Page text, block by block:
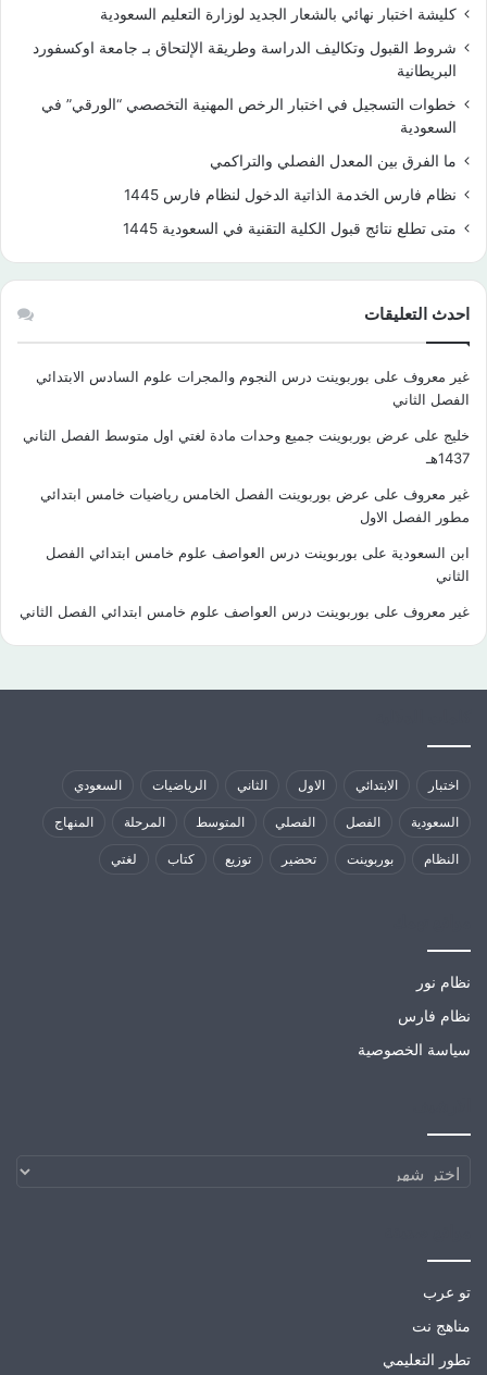
كليشة اختبار نهائي بالشعار الجديد لوزارة التعليم السعودية
شروط القبول وتكاليف الدراسة وطريقة الإلتحاق بـ جامعة اوكسفورد
البريطانية
خطوات التسجيل في اختبار الرخص المهنية التخصصي “الورقي” في
السعودية
ما الفرق بين المعدل الفصلي والتراكمي
نظام فارس الخدمة الذاتية الدخول لنظام فارس 1445
متى تطلع نتائج قبول الكلية التقنية في السعودية 1445
احدث التعليقات
غير معروف على بوربوينت درس النجوم والمجرات علوم السادس الابتدائي
الفصل الثاني
خليج على عرض بوربوينت جميع وحدات مادة لغتي اول متوسط الفصل الثاني
1437هـ
غير معروف على عرض بوربوينت الفصل الخامس رياضيات خامس ابتدائي
مطور الفصل الاول
ابن السعودية على بوربوينت درس العواصف علوم خامس ابتدائي الفصل
الثاني
غير معروف على بوربوينت درس العواصف علوم خامس ابتدائي الفصل الثاني
اختبار الابتدائي الاول الثاني الرياضيات السعودي
السعودية الفصل الفصلي المتوسط المرحلة المنهاج
النظام بوربوينت تحضير توزيع كتاب لغتي
نظام نور
نظام فارس
سياسة الخصوصية
الارشيف
تو عرب
مناهج نت
تطور التعليمي